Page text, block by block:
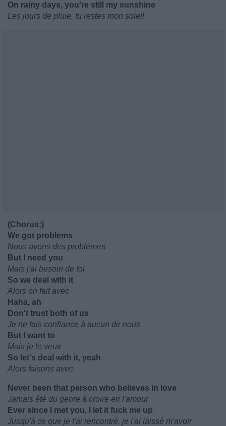
On rainy days, you're still my sunshine
Les jours de pluie, tu restes mon soleil
(Chorus:)
We got problеms
Nous avons des problèmes
But I need you
Mais j'ai besoin de toi
So we deal with it
Alors on fait avec
Haha, ah
Don't trust both of us
Je ne fais confiance à aucun de nous
But I want to
Mais je le veux
So let's deal with it, yeah
Alors faisons avec
Never been that person who believes in love
Jamais été du genre à croire en l'amour
Ever since I met you, I let it fuck me up
Jusqu'à ce que je t'ai rencontré, je l'ai laissé m'avoir